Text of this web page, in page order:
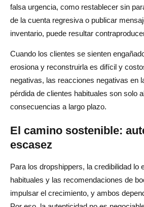
falsa urgencia, como restablecer sin
de la cuenta regresiva o publicar
inventario, puede resultar
Cuando los clientes se sienten
erosiona y reconstruirla es difícil y
negativas, las reacciones negativas en
pérdida de clientes habituales son solo
consecuencias a largo plazo.
El camino sostenible:
escasez
Para los dropshippers, la credibilidad lo
habituales y las recomendaciones de
impulsar el crecimiento, y ambos